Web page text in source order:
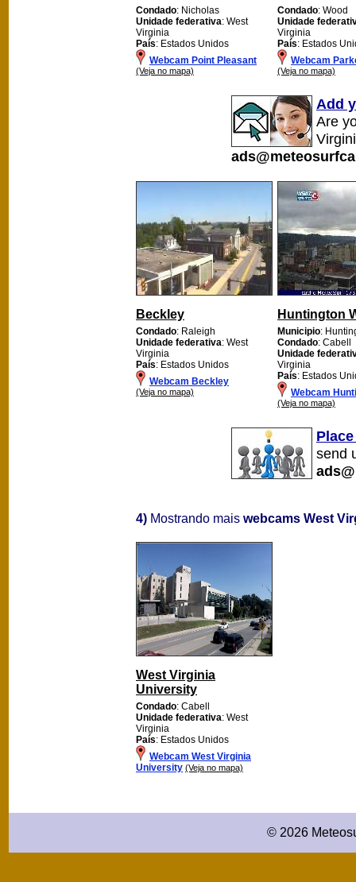
Condado: Nicholas
Unidade federativa: West
Virginia
País: Estados Unidos
Webcam Point Pleasant
(Veja no mapa)
Condado: Wood
Unidade
Virginia
País: Estados
Webcam
(Veja no mapa)
Add
Are
Beckley
Condado: Raleigh
Unidade federativa: West
Virginia
País: Estados Unidos
Webcam Beckley
(Veja no mapa)
Huntington
Municipio:
Condado: Cabell
Unidade
Virginia
País: Estados
Webcam
(Veja no mapa)
send
4) Mostrando mais webcams West
West Virginia
University
Condado: Cabell
Unidade federativa: West
Virginia
País: Estados Unidos
Webcam West Virginia
University (Veja no mapa)
© 2026